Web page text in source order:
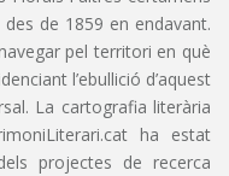
de 1859 en endavant.
pel territori en què
l’ebullició d’aquest
La cartografia literària
ha estat
projectes de recerca